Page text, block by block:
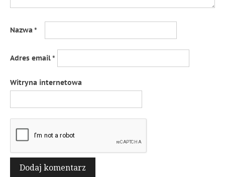
Nazwa*
Adres email*
Witryna internetowa